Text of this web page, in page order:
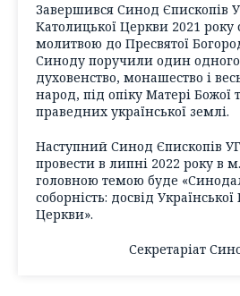
Завершився Синод Єпископів
Католицької Церкви 2021 року
молитвою до Пресвятої
Синоду поручили один одного,
духовенство, монашество і
народ, під опіку Матері Божої
праведних української землі.
Наступний Синод Єпископів
провести в липні 2022 року в
головною темою буде
соборність: досвід
Церкви».
Секретаріат